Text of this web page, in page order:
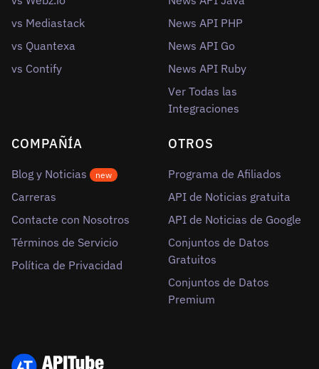
vs Mediastack
vs Quantexa
vs Contify
News API PHP
News API Go
News API Ruby
Ver Todas las
Integraciones
COMPAÑÍA
Blog y Noticias new
Carreras
Contacte con Nosotros
Términos de Servicio
Política de Privacidad
OTROS
Programa de Afiliados
API de Noticias gratuita
API de Noticias de Google
Conjuntos de Datos
Gratuitos
Conjuntos de Datos
Premium